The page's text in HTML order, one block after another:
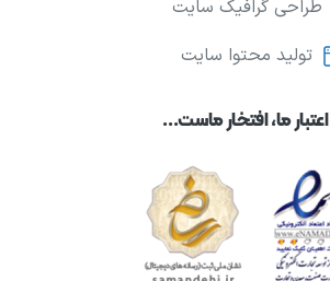
طراحی گرافیک سایت
تولید محتوا سایت
اعتبار ما، افتخار ماست...